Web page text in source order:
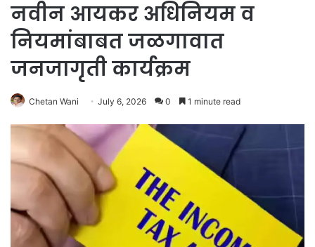
नवीन आयकर अधिनियम व
नियमांबाबत जळगावात
जनजागृती कार्यक्रम
Chetan Wani July 6, 2026 0 1 minute read